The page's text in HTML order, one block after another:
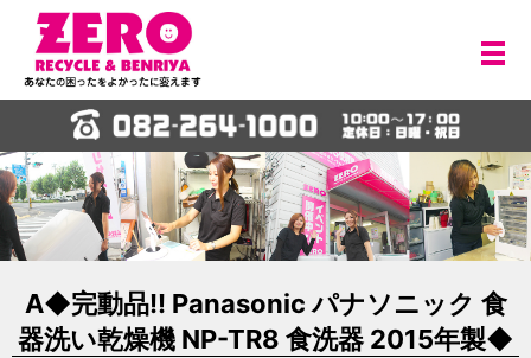
メ
A◆完動品!! Panasonic パナソニック 食
器洗い乾燥機 NP-TR8 食洗器 2015年製◆